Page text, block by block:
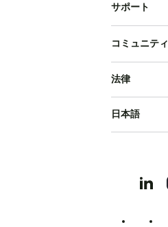
サポート
コミュニティ
法律
日本語